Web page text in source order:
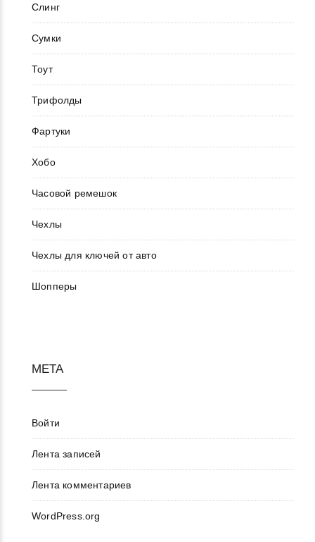
Слинг
Сумки
Тоут
Трифолды
Фартуки
Хобо
Часовой ремешок
Чехлы
Чехлы для ключей от авто
Шопперы
МЕТА
Войти
Лента записей
Лента комментариев
WordPress.org